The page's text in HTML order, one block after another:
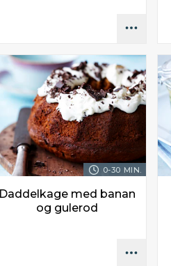
0-30 MIN.
Daddelkage med banan
og gulerod